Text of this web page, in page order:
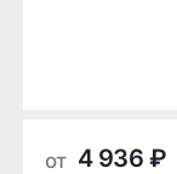
от 4 936 ₽